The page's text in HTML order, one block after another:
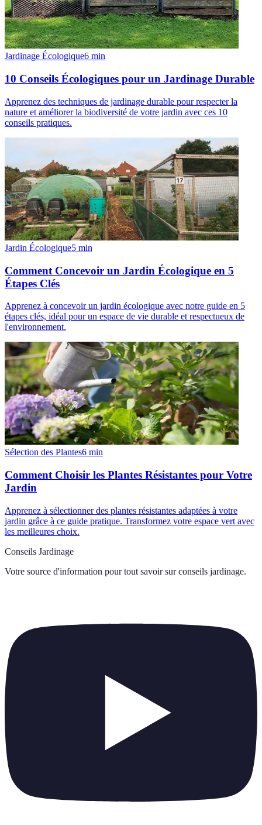
Jardinage Écologique6 min
10 Conseils Écologiques pour un Jardinage Durable
Apprenez des techniques de jardinage durable pour respecter la
nature et améliorer la biodiversité de votre jardin avec ces 10
conseils pratiques.
Jardin Écologique5 min
Comment Concevoir un Jardin Écologique en 5
Étapes Clés
Apprenez à concevoir un jardin écologique avec notre guide en 5
étapes clés, idéal pour un espace de vie durable et respectueux de
l'environnement.
Sélection des Plantes6 min
Comment Choisir les Plantes Résistantes pour Votre
Jardin
Apprenez à sélectionner des plantes résistantes adaptées à votre
jardin grâce à ce guide pratique. Transformez votre espace vert avec
les meilleures choix.
Conseils Jardinage
Votre source d'information pour tout savoir sur conseils jardinage.